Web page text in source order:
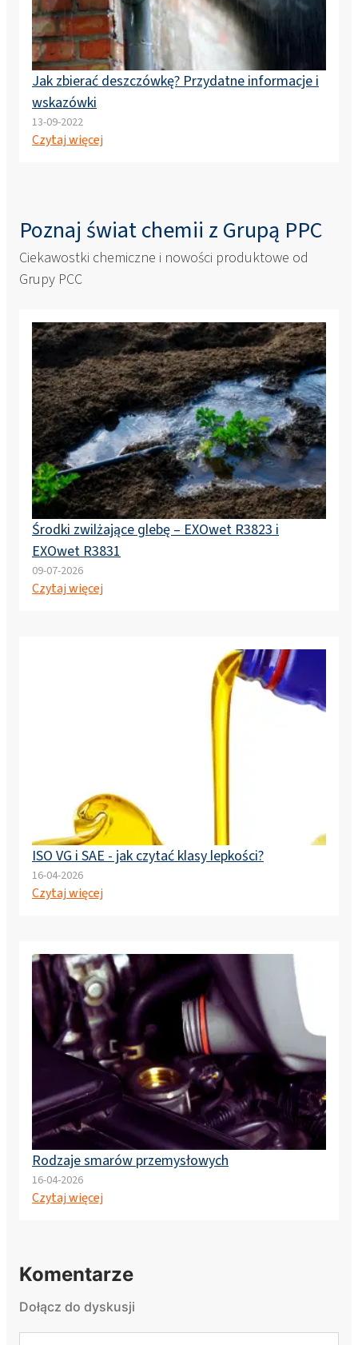
Jak zbierać deszczówkę? Przydatne informacje i
wskazówki
13-09-2022
Czytaj więcej
Poznaj świat chemii z Grupą PPC
Ciekawostki chemiczne i nowości produktowe od
Grupy PCC
Środki zwilżające glebę – EXOwet R3823 i
EXOwet R3831
09-07-2026
Czytaj więcej
ISO VG i SAE - jak czytać klasy lepkości?
16-04-2026
Czytaj więcej
Rodzaje smarów przemysłowych
16-04-2026
Czytaj więcej
Komentarze
Dołącz do dyskusji